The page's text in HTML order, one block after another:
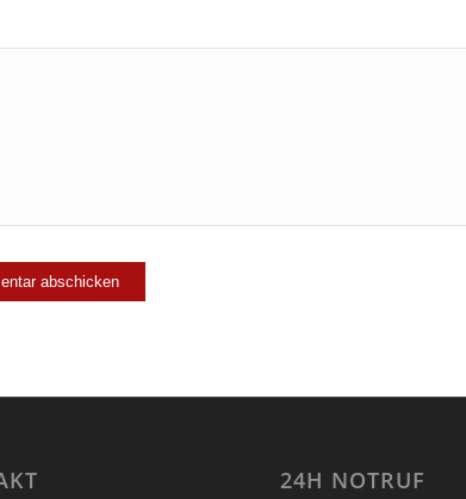
24H NOTRUF